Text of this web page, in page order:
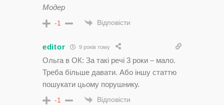
Модер
-1 Відповісти
editor 9 років тому
Ольга в ОК: За такі речі 3 роки – мало.
Треба більше давати. Або іншу статтю
пошукати цьому порушнику.
-1 Відповісти